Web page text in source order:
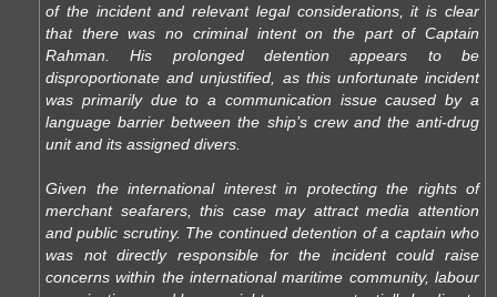
of the incident and relevant legal considerations, it is clear
that there was no criminal intent on the part of Captain
Rahman. His prolonged detention appears to be
disproportionate and unjustified, as this unfortunate incident
was primarily due to a communication issue caused by a
language barrier between the ship’s crew and the anti-drug
unit and its assigned divers.
Given the international interest in protecting the rights of
merchant seafarers, this case may attract media attention
and public scrutiny. The continued detention of a captain who
was not directly responsible for the incident could raise
concerns within the international maritime community, labour